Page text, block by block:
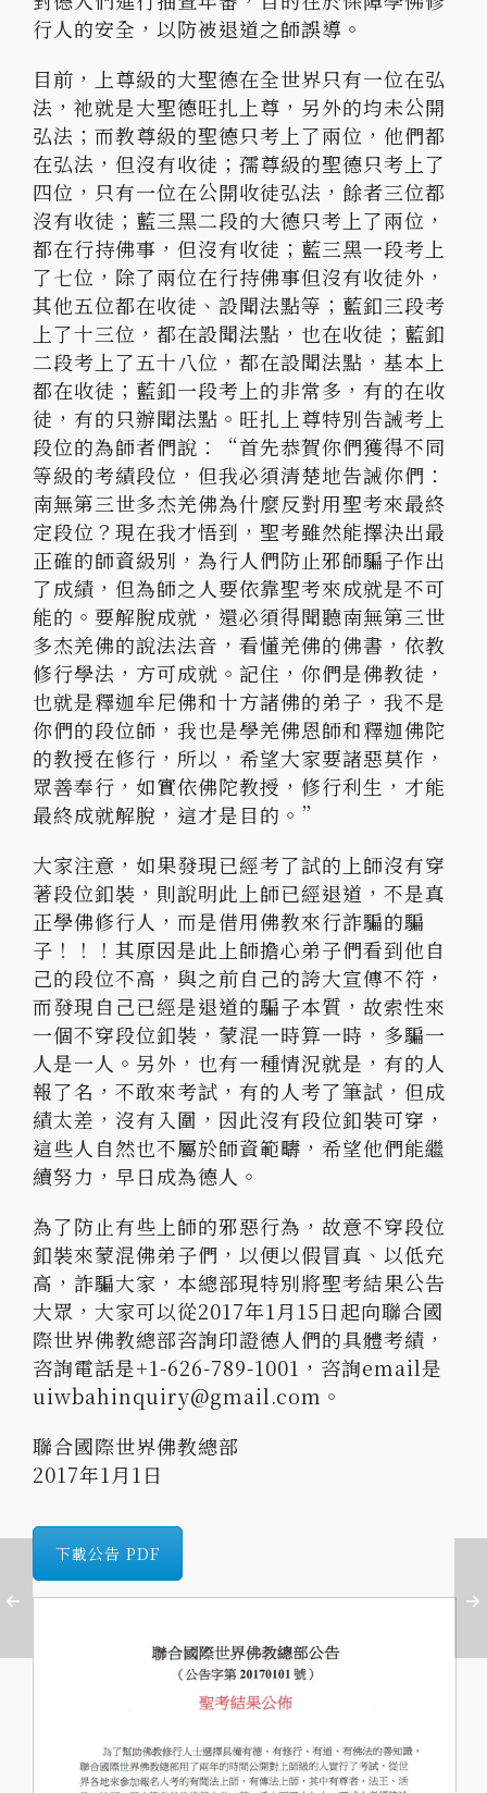
行人的安全，以防被退道之師誤導。
目前，上尊級的大聖德在全世界只有一位在弘
法，祂就是大聖德旺扎上尊，另外的均未公開
弘法；而教尊級的聖德只考上了兩位，他們都
在弘法，但沒有收徒；孺尊級的聖德只考上了
四位，只有一位在公開收徒弘法，餘者三位都
沒有收徒；藍三黑二段的大德只考上了兩位，
都在行持佛事，但沒有收徒；藍三黑一段考上
了七位，除了兩位在行持佛事但沒有收徒外，
其他五位都在收徒、設聞法點等；藍釦三段考
上了十三位，都在設聞法點，也在收徒；藍釦
二段考上了五十八位，都在設聞法點，基本上
都在收徒；藍釦一段考上的非常多，有的在收
徒，有的只辦聞法點。旺扎上尊特別告誡考上
段位的為師者們說：“首先恭賀你們獲得不同
等級的考績段位，但我必須清楚地告誡你們：
南無第三世多杰羌佛為什麼反對用聖考來最終
定段位？現在我才悟到，聖考雖然能擇決出最
正確的師資級別，為行人們防止邪師騙子作出
了成績，但為師之人要依靠聖考來成就是不可
能的。要解脫成就，還必須得聞聽南無第三世
多杰羌佛的說法法音，看懂羌佛的佛書，依教
修行學法，方可成就。記住，你們是佛教徒，
也就是釋迦牟尼佛和十方諸佛的弟子，我不是
你們的段位師，我也是學羌佛恩師和釋迦佛陀
的教授在修行，所以，希望大家要諸惡莫作，
眾善奉行，如實依佛陀教授，修行利生，才能
最終成就解脫，這才是目的。”
大家注意，如果發現已經考了試的上師沒有穿
著段位釦裝，則說明此上師已經退道，不是真
正學佛修行人，而是借用佛教來行詐騙的騙
子！！！其原因是此上師擔心弟子們看到他自
己的段位不高，與之前自己的誇大宣傳不符，
而發現自己已經是退道的騙子本質，故索性來
一個不穿段位釦裝，蒙混一時算一時，多騙一
人是一人。另外，也有一種情況就是，有的人
報了名，不敢來考試，有的人考了筆試，但成
績太差，沒有入圍，因此沒有段位釦裝可穿，
這些人自然也不屬於師資範疇，希望他們能繼
續努力，早日成為德人。
為了防止有些上師的邪惡行為，故意不穿段位
釦裝來蒙混佛弟子們，以便以假冒真、以低充
高，詐騙大家，本總部現特別將聖考結果公告
大眾，大家可以從2017年1月15日起向聯合國
際世界佛教總部咨詢印證德人們的具體考績，
咨詢電話是+1-626-789-1001，咨詢email是
uiwbahinquiry@gmail.com。
聯合國際世界佛教總部
2017年1月1日
下載公告 PDF